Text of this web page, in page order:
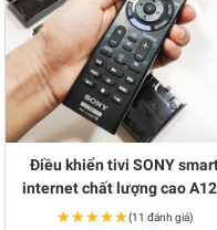
Điều khiển tivi SONY
internet chất lượng cao
★★★★★
★★★★★(11 đánh giá)